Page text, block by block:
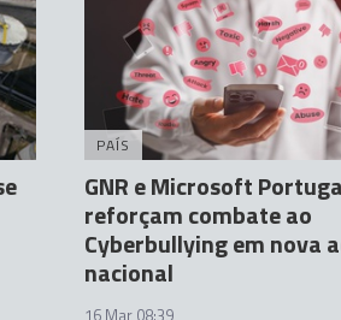
PAÍS
GNR e Microsoft
reforçam combate ao
Cyberbullying em nova
nacional
16 Mar 08:39